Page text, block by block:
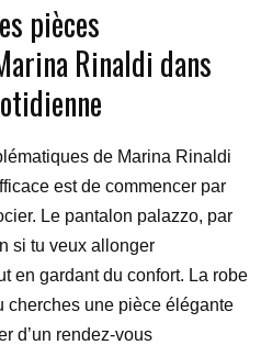
pièces
Rinaldi dans
de Marina Rinaldi
est de commencer par
Le pantalon palazzo, par
si tu veux allonger
en gardant du confort. La robe
cherches une pièce élégante
d’un rendez-vous